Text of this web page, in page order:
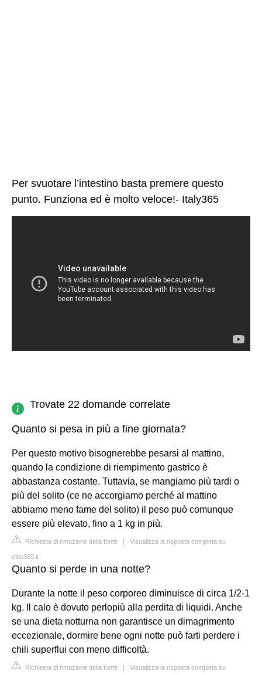
Per svuotare l’intestino basta premere questo
punto. Funziona ed è molto veloce!- Italy365
Trovate 22 domande correlate
Quanto si pesa in più a fine giornata?
Per questo motivo bisognerebbe pesarsi al mattino,
quando la condizione di riempimento gastrico è
abbastanza costante. Tuttavia, se mangiamo più tardi o
più del solito (ce ne accorgiamo perché al mattino
abbiamo meno fame del solito) il peso può comunque
essere più elevato, fino a 1 kg in più.
Richiesta di rimozione della fonte | Visualizza la risposta completa su
cibo360.it
Quanto si perde in una notte?
Durante la notte il peso corporeo diminuisce di circa 1/2-1
kg. Il calo è dovuto perlopiù alla perdita di liquidi. Anche
se una dieta notturna non garantisce un dimagrimento
eccezionale, dormire bene ogni notte può farti perdere i
chili superflui con meno difficoltà.
Richiesta di rimozione della fonte | Visualizza la risposta completa su